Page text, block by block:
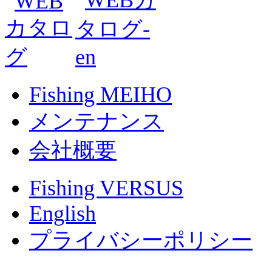
Fishing MEIHO
メンテナンス
会社概要
Fishing VERSUS
English
プライバシーポリシー